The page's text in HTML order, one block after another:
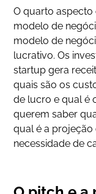
O quarto aspecto
modelo de
modelo de
lucrativo. Os
startup gera
quais são os
de lucro e qual é
querem saber
qual é a projeção
necessidade de